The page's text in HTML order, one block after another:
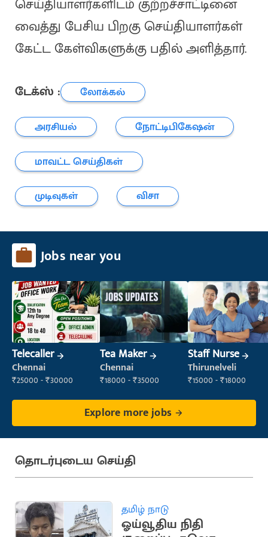
செய்தியாளர்களிடம் குற்றச்சாட்டினை
வைத்து பேசிய பிறகு செய்தியாளர்கள்
கேட்ட கேள்விகளுக்கு பதில் அளித்தார்.
டேக்ஸ் :
லோக்கல்
அரசியல்
நோட்டிபிகேஷன்
மாவட்ட செய்திகள்
முடிவுகள்
விசா
Jobs near you
Telecaller
Chennai
₹25000 - ₹30000
Tea Maker
Chennai
₹18000 - ₹35000
Staff Nurse
Thirunelveli
₹15000 - ₹18000
Explore more jobs
தொடர்புடைய செய்தி
தமிழ் நாடு
ஓய்வூதிய நிதி